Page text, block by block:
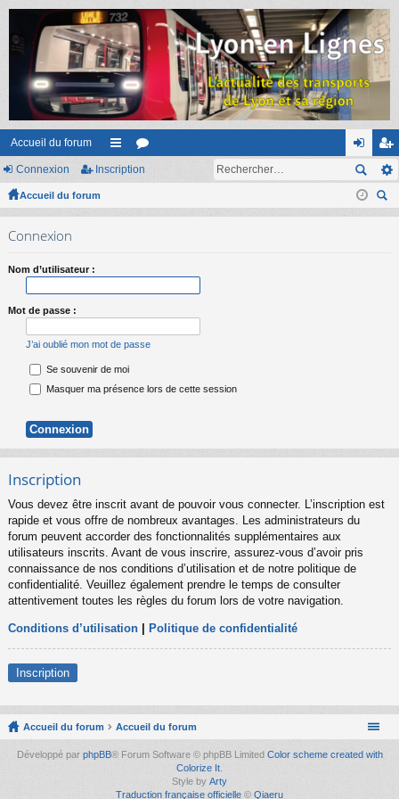
Accueil du forum
ac
s
or on
ne
ns
cri
Connexion Inscription
Accueil du forum
ec
Connexion
Nom d’utilisateur :
Mot de passe :
J’ai oublié mon mot de passe
Se souvenir de moi
Masquer ma présence lors de cette session
Inscription
Vous devez être inscrit avant de pouvoir vous connecter. L’inscription est
rapide et vous offre de nombreux avantages. Les administrateurs du
forum peuvent accorder des fonctionnalités supplémentaires aux
utilisateurs inscrits. Avant de vous inscrire, assurez-vous d’avoir pris
connaissance de nos conditions d’utilisation et de notre politique de
confidentialité. Veuillez également prendre le temps de consulter
attentivement toutes les règles du forum lors de votre navigation.
Conditions d’utilisation Politique de confidentialité
Inscription
Accueil du forum Accueil du forum
Développé par phpBB® Forum Software © phpBB Limited Color scheme created with
Colorize It.
Style by Arty
Traduction française officielle © Qiaeru